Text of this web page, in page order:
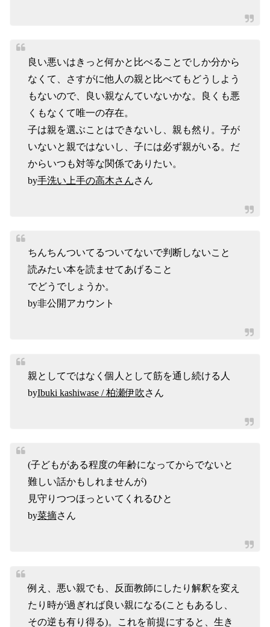
良い悪いはきっと何かと比べることでしか分から
なくて、さすがに他人の親と比べてもどうしよう
もないので、良い親なんていないかな。良くも悪
くもなくて唯一の存在。
子は親を選ぶことはできないし、親も然り。子が
いないと親ではないし、子には必ず親がいる。だ
からいつも対等な関係でありたい。
by手洗い上手の高木さんさん
ちんちんついてるついてないで判断しないこと
読みたい本を読ませてあげること
でどうでしょうか。
by非公開アカウント
親としてではなく個人として筋を通し続ける人
byIbuki kashiwase / 柏瀬伊吹さん
(子どもがある程度の年齢になってからでないと
難しい話かもしれませんが)
見守りつつほっといてくれるひと
by菜摘さん
例え、悪い親でも、反面教師にしたり解釈を変え
たり時が過ぎれば良い親になる(こともあるし、
その逆も有り得る)。これを前提にすると、生き